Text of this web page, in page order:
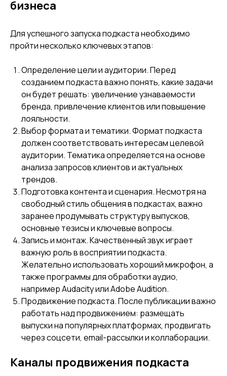
бизнеса
Для успешного запуска подкаста необходимо
пройти несколько ключевых этапов:
Определение цели и аудитории. Перед
созданием подкаста важно понять, какие задачи
он будет решать: увеличение узнаваемости
бренда, привлечение клиентов или повышение
лояльности.
Выбор формата и тематики. Формат подкаста
должен соответствовать интересам целевой
аудитории. Тематика определяется на основе
анализа запросов клиентов и актуальных
трендов.
Подготовка контента и сценария. Несмотря на
свободный стиль общения в подкастах, важно
заранее продумывать структуру выпусков,
основные тезисы и ключевые вопросы.
Запись и монтаж. Качественный звук играет
важную роль в восприятии подкаста.
Желательно использовать хороший микрофон, а
также программы для обработки аудио,
например Audacity или Adobe Audition.
Продвижение подкаста. После публикации важно
работать над продвижением: размещать
выпуски на популярных платформах, продвигать
через соцсети, email-рассылки и коллаборации.
Каналы продвижения подкаста